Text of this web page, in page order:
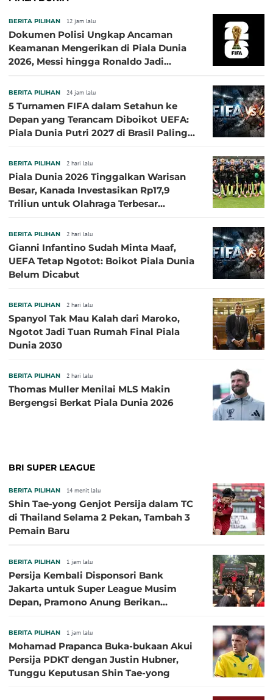
BERITA PILIHAN 12 jam lalu
Dokumen Polisi Ungkap Ancaman
Keamanan Mengerikan di Piala Dunia
2026, Messi hingga Ronaldo Jadi
BERITA PILIHAN 24 jam lalu
5 Turnamen FIFA dalam Setahun ke
Depan yang Terancam Diboikot UEFA:
Piala Dunia Putri 2027 di Brasil Paling
BERITA PILIHAN 2 hari lalu
Piala Dunia 2026 Tinggalkan Warisan
Besar, Kanada Investasikan Rp17,9
Triliun untuk Olahraga Terbesar
BERITA PILIHAN 2 hari lalu
Gianni Infantino Sudah Minta Maaf,
UEFA Tetap Ngotot: Boikot Piala Dunia
Belum Dicabut
BERITA PILIHAN 2 hari lalu
Spanyol Tak Mau Kalah dari Maroko,
Ngotot Jadi Tuan Rumah Final Piala
Dunia 2030
BERITA PILIHAN 2 hari lalu
Thomas Muller Menilai MLS Makin
Bergengsi Berkat Piala Dunia 2026
BRI SUPER LEAGUE
BERITA PILIHAN 14 menit lalu
Shin Tae-yong Genjot Persija dalam TC
di Thailand Selama 2 Pekan, Tambah 3
Pemain Baru
BERITA PILIHAN 1 jam lalu
Persija Kembali Disponsori Bank
Jakarta untuk Super League Musim
Depan, Pramono Anung Berikan
BERITA PILIHAN 1 jam lalu
Mohamad Prapanca Buka-bukaan Akui
Persija PDKT dengan Justin Hubner,
Tunggu Keputusan Shin Tae-yong